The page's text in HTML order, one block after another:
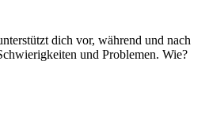
dich vor, während und nach
und Problemen. Wie?